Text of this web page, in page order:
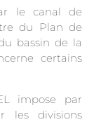
le canal de
du Plan de
bassin de la
certains
impose par
les divisions